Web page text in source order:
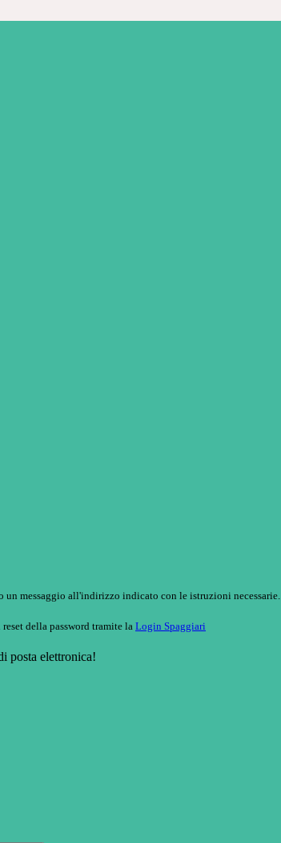
un messaggio all'indirizzo indicato con le istruzioni necessarie.
della password tramite la Login Spaggiari
posta elettronica!